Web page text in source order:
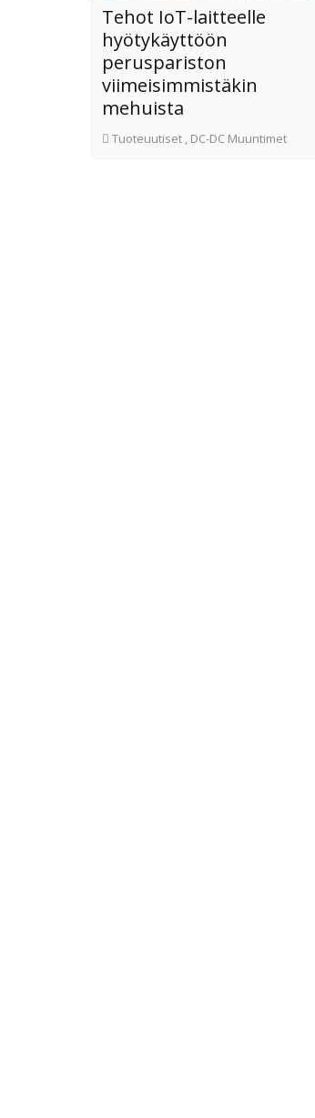
Tehot IoT-laitteelle
hyötykäyttöön
peruspariston
viimeisimmistäkin
mehuista
Tuoteuutiset , DC-DC Muuntimet